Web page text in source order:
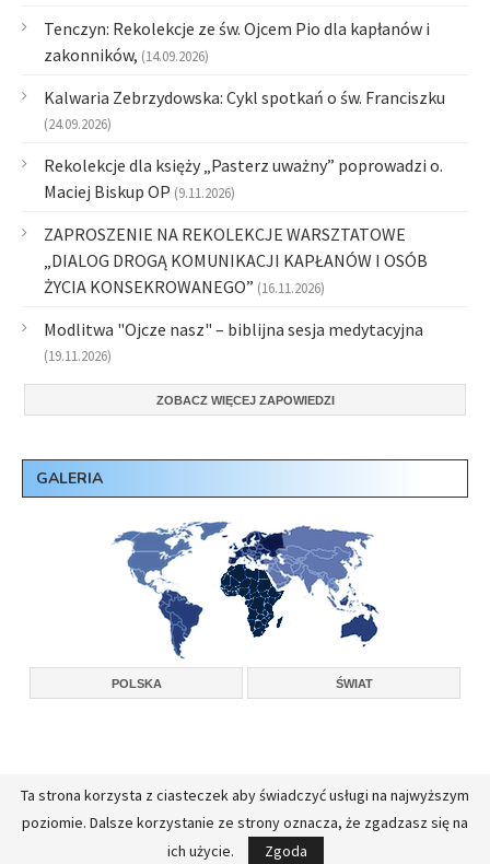
Tenczyn: Rekolekcje ze św. Ojcem Pio dla kapłanów i
zakonników, (14.09.2026)
Kalwaria Zebrzydowska: Cykl spotkań o św. Franciszku
(24.09.2026)
Rekolekcje dla księży „Pasterz uważny” poprowadzi o.
Maciej Biskup OP (9.11.2026)
ZAPROSZENIE NA REKOLEKCJE WARSZTATOWE
„DIALOG DROGĄ KOMUNIKACJI KAPŁANÓW I OSÓB
ŻYCIA KONSEKROWANEGO” (16.11.2026)
Modlitwa "Ojcze nasz" – biblijna sesja medytacyjna
(19.11.2026)
ZOBACZ WIĘCEJ ZAPOWIEDZI
GALERIA
POLSKA ŚWIAT
Copyright © 2026, Konferencja Wyższych Przełożonych Zakonów Męskich w
Polsce.
FullStackAdmin - opieka administracyjna nad serwerami
Ta strona korzysta z ciasteczek aby świadczyć usługi na najwyższym
poziomie. Dalsze korzystanie ze strony oznacza, że zgadzasz się na
ich użycie.
Zgoda